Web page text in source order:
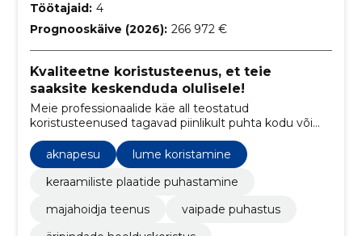
Töötajaid: 4
Prognooskäive (2026): 266 972 €
Kvaliteetne koristusteenus, et teie
saaksite keskenduda olulisele!
Meie professionaalide käe all teostatud
koristusteenused tagavad piinlikult puhta kodu või
kontori.
aknapesu
lume koristamine
keraamiliste plaatide puhastamine
majahoidja teenus
vaipade puhastus